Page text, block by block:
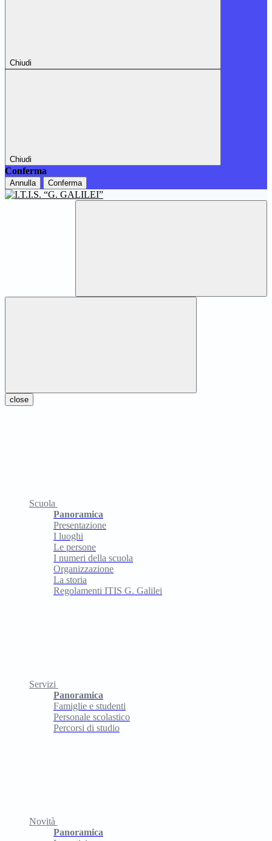
Chiudi
Chiudi
Conferma
Annulla Conferma
close
Scuola
Panoramica
Presentazione
I luoghi
Le persone
I numeri della scuola
Organizzazione
La storia
Regolamenti ITIS G. Galilei
Servizi
Panoramica
Famiglie e studenti
Personale scolastico
Percorsi di studio
Novità
Panoramica